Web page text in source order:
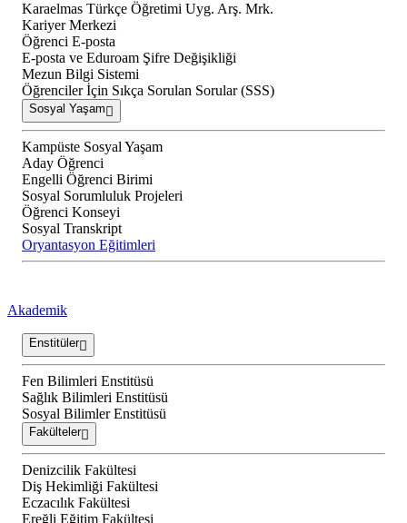
Karaelmas Türkçe Öğretimi Uyg. Arş. Mrk.
Kariyer Merkezi
Öğrenci E-posta
E-posta ve Eduroam Şifre Değişikliği
Mezun Bilgi Sistemi
Öğrenciler İçin Sıkça Sorulan Sorular (SSS)
Sosyal Yaşam
Kampüste Sosyal Yaşam
Aday Öğrenci
Engelli Öğrenci Birimi
Sosyal Sorumluluk Projeleri
Öğrenci Konseyi
Sosyal Transkript
Oryantasyon Eğitimleri
Akademik
Enstitüler
Fen Bilimleri Enstitüsü
Sağlık Bilimleri Enstitüsü
Sosyal Bilimler Enstitüsü
Fakülteler
Denizcilik Fakültesi
Diş Hekimliği Fakültesi
Eczacılık Fakültesi
Ereğli Eğitim Fakültesi